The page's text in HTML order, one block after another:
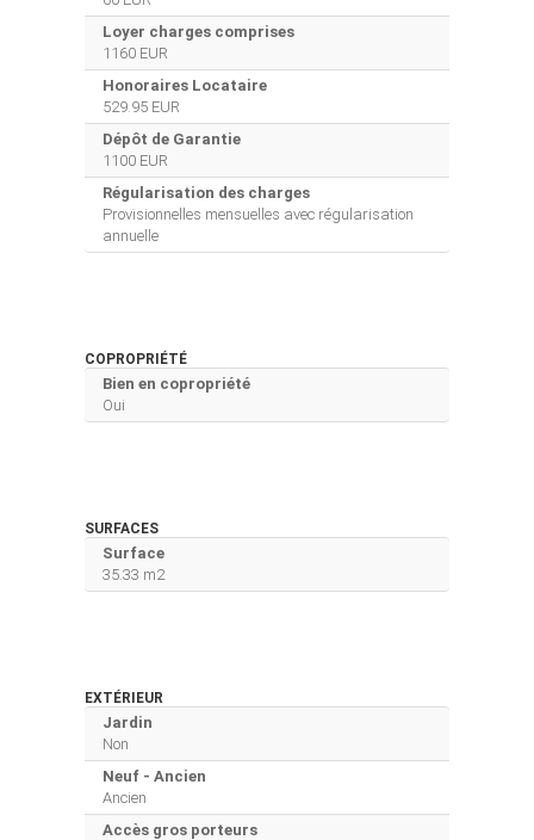
Loyer charges comprises
1160 EUR
Honoraires Locataire
529.95 EUR
Dépôt de Garantie
1100 EUR
Régularisation des charges
Provisionnelles mensuelles avec régularisation
annuelle
COPROPRIÉTÉ
Bien en copropriété
Oui
SURFACES
Surface
35.33 m2
EXTÉRIEUR
Jardin
Non
Neuf - Ancien
Ancien
Accès gros porteurs